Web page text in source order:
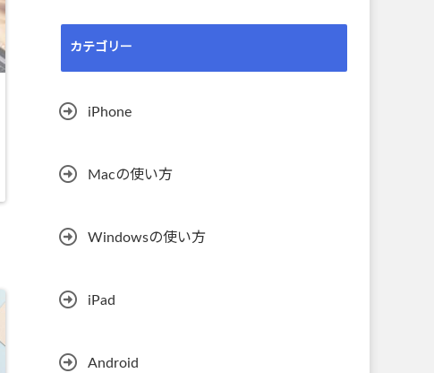
カテゴリー
iPhone
Macの使い方
Windowsの使い方
iPad
Android